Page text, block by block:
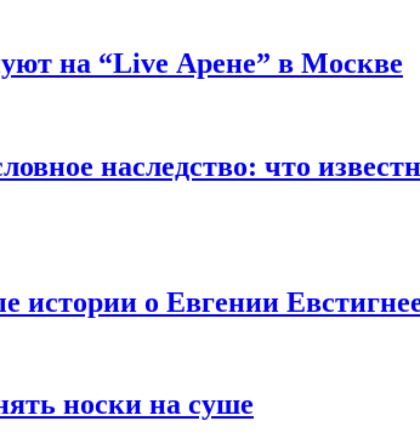
на “Live Арене” в Москве
наследство: что
о Евгении
носки на суше